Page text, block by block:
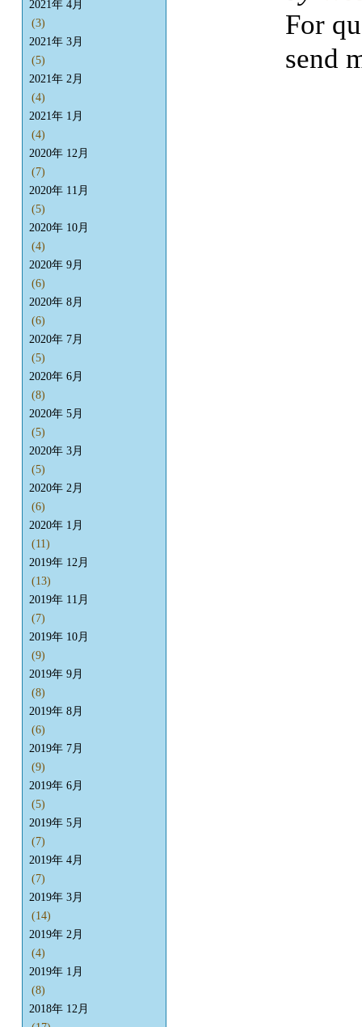
2021年 4月
(3)
2021年 3月
(5)
2021年 2月
(4)
2021年 1月
(4)
2020年 12月
(7)
2020年 11月
(5)
2020年 10月
(4)
2020年 9月
(6)
2020年 8月
(6)
2020年 7月
(5)
2020年 6月
(8)
2020年 5月
(5)
2020年 3月
(5)
2020年 2月
(6)
2020年 1月
(11)
2019年 12月
(13)
2019年 11月
(7)
2019年 10月
(9)
2019年 9月
(8)
2019年 8月
(6)
2019年 7月
(9)
2019年 6月
(5)
2019年 5月
(7)
2019年 4月
(7)
2019年 3月
(14)
2019年 2月
(4)
2019年 1月
(8)
2018年 12月
For
send